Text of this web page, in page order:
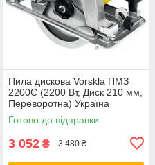
Пила дискова Vorskla ПМЗ
2200С (2200 Вт, Диск 210 мм,
Переворотна) Україна
Готово до відправки
3 052 ₴ 3 480 ₴